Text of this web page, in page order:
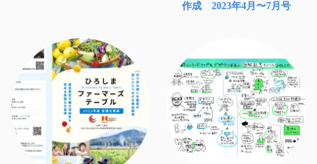
作成 2023年4月〜7月号